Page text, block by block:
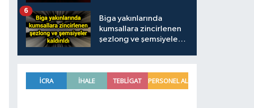
Biga yakınlarında
kumsallara zincirlenen
şezlong ve şemsiyeler
6